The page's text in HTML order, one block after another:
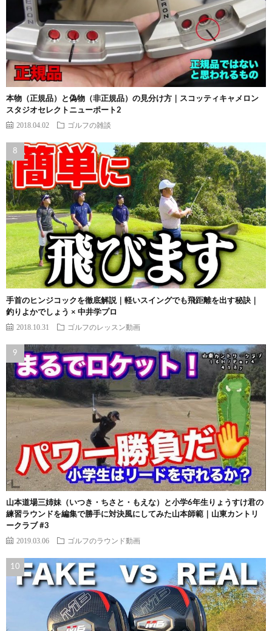
本物（正規品）と偽物（非正規品）の見分け方｜スコッティキャメロン
スタジオセレクトニューポート2
2018.04.02 ゴルフの雑談
手首のヒンジコックを徹底解説｜軽いスイングでも飛距離を出す秘訣｜
釣りよかでしょう × 中井学プロ
2018.10.31 ゴルフのレッスン動画
山本道場三姉妹（いつき・ちさと・もえな）と小学6年生りょうすけ君の
練習ラウンドを編集で勝手に対決風にしてみた山本師範｜山東カントリ
ークラブ #3
2019.03.06 ゴルフのラウンド動画